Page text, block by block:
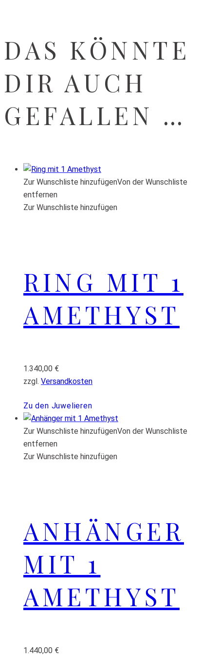
DAS KÖNNTE
DIR AUCH
GEFALLEN …
Zur Wunschliste hinzufügenVon der Wunschliste
entfernen
Zur Wunschliste hinzufügen
RING MIT 1
AMETHYST
1.340,00 €
zzgl. Versandkosten
Zu den Juwelieren
Zur Wunschliste hinzufügenVon der Wunschliste
entfernen
Zur Wunschliste hinzufügen
ANHÄNGER
MIT 1
AMETHYST
1.440,00 €